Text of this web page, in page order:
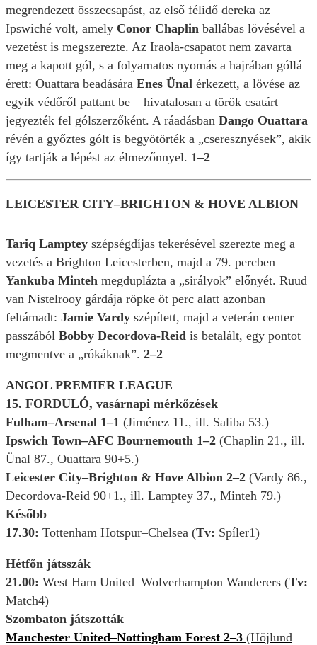
megrendezett összecsapást, az első félidő dereka az
Ipswiché volt, amely Conor Chaplin ballábas lövésével a
vezetést is megszerezte. Az Iraola-csapatot nem zavarta
meg a kapott gól, s a folyamatos nyomás a hajrában góllá
érett: Ouattara beadására Enes Ünal érkezett, a lövése az
egyik védőről pattant be – hivatalosan a török csatárt
jegyezték fel gólszerzőként. A ráadásban Dango Ouattara
révén a győztes gólt is begyötörték a „cseresznyések”, akik
így tartják a lépést az élmezőnnyel. 1–2
LEICESTER CITY–BRIGHTON & HOVE ALBION
Tariq Lamptey szépségdíjas tekerésével szerezte meg a
vezetés a Brighton Leicesterben, majd a 79. percben
Yankuba Minteh megduplázta a „sirályok” előnyét. Ruud
van Nistelrooy gárdája röpke öt perc alatt azonban
feltámadt: Jamie Vardy szépített, majd a veterán center
passzából Bobby Decordova-Reid is betalált, egy pontot
megmentve a „rókáknak”. 2–2
ANGOL PREMIER LEAGUE
15. FORDULÓ, vasárnapi mérkőzések
Fulham–Arsenal 1–1 (Jiménez 11., ill. Saliba 53.)
Ipswich Town–AFC Bournemouth 1–2 (Chaplin 21., ill.
Ünal 87., Ouattara 90+5.)
Leicester City–Brighton & Hove Albion 2–2 (Vardy 86.,
Decordova-Reid 90+1., ill. Lamptey 37., Minteh 79.)
Később
17.30: Tottenham Hotspur–Chelsea (Tv: Spíler1)
Hétfőn játsszák
21.00: West Ham United–Wolverhampton Wanderers (Tv:
Match4)
Szombaton játszották
Manchester United–Nottingham Forest 2–3 (Höjlund